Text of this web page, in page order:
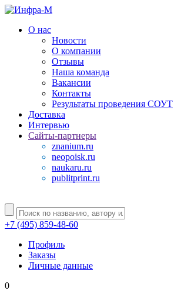
О нас
Новости
О компании
Отзывы
Наша команда
Вакансии
Контакты
Результаты проведения СОУТ
Доставка
Интервью
Сайты-партнеры
znanium.ru
neopoisk.ru
naukaru.ru
publitprint.ru
+7 (495) 859-48-60
Профиль
Заказы
Личные данные
0